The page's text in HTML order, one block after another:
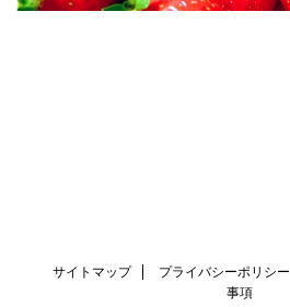
サイトマップ プライバシーポリシー
事項